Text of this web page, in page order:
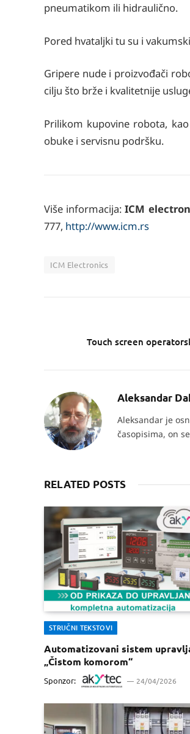
pneumatikom ili hidraulično.
Pored hvataljki tu su i
Gripere nude i proizvođači
cilju što brže i kvalitetnije
Prilikom kupovine robota,
obuke i servisnu podršku.
Više informacija: ICM
777, http://www.icm.rs
ICM Electronics
Touch screen
Aleksandar
Aleksandar je
časopisima, on
RELATED POSTS
STRUČNI TEKSTOVI
Automatizovani sistem
„Čistom komorom“
Sponzor: 24/04/2026